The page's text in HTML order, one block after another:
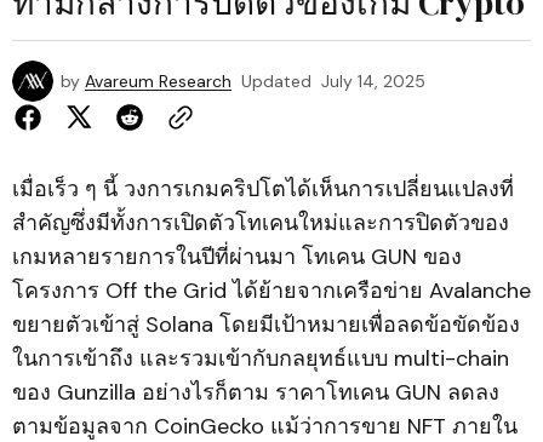
by Avareum Research Updated July 14, 2025
เมื่อเร็ว ๆ นี้ วงการเกมคริปโตได้เห็นการเปลี่ยนแปลงที่
สำคัญซึ่งมีทั้งการเปิดตัวโทเคนใหม่และการปิดตัวของ
เกมหลายรายการในปีที่ผ่านมา โทเคน GUN ของ
โครงการ Off the Grid ได้ย้ายจากเครือข่าย Avalanche
ขยายตัวเข้าสู่ Solana โดยมีเป้าหมายเพื่อลดข้อขัดข้อง
ในการเข้าถึง และรวมเข้ากับกลยุทธ์แบบ multi-chain
ของ Gunzilla อย่างไรก็ตาม ราคาโทเคน GUN ลดลง
ตามข้อมูลจาก CoinGecko แม้ว่าการขาย NFT ภายใน